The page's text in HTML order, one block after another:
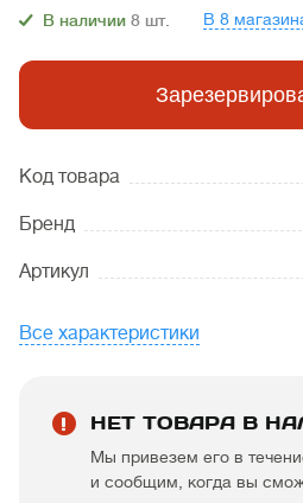
В наличии 8 шт. В 8
Код товара
Бренд
Артикул
Все характеристики
НЕТ ТОВАРА В
Мы привезем его в
и сообщим, когда вы